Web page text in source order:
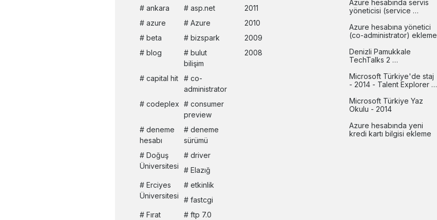
ankara
asp.net
azure
Azure
beta
bizspark
blog
bulut
bilişim
capital hit
co-
administrator
codeplex
consumer
preview
deneme
hesabı
deneme
sürümü
Doğuş
Üniversitesi
driver
Elazığ
Erciyes
Üniversitesi
etkinlik
fastcgi
Fırat
ftp 7.0
2011
2010
2009
2008
Azure hesabında servis
yöneticisi (service
Azure hesabına yönetici
(co-administrator) ekleme
Denizli Pamukkale
TechTalks 2
Microsoft Türkiye'de staj
- 2014 - Talent Explorer
Microsoft Türkiye Yaz
Okulu - 2014
Azure hesabında yeni
kredi kartı bilgisi ekleme